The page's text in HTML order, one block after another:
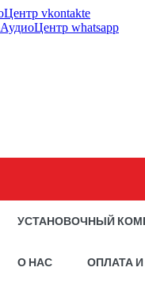
УСТАНОВОЧНЫЙ
О НАС ОПЛАТА